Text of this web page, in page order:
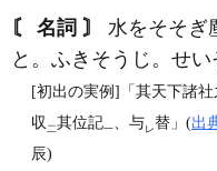
〘 名詞 〙
水をそそぎ
と。ふきそうじ。せい
[初出の実例]「其天下諸社
収 二其位記一 、与レ替」(出
辰)